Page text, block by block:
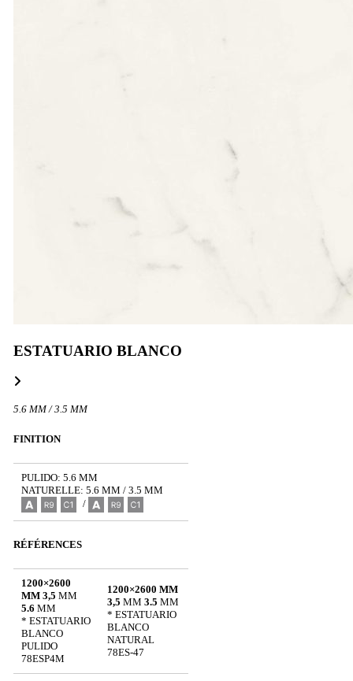
ESTATUARIO BLANCO
5.6 MM / 3.5 MM
FINITION
PULIDO: 5.6 MM
NATURELLE: 5.6 MM / 3.5 MM
/
RÉFÉRENCES
1200×2600
MM 3,5 MM
5.6 MM
* ESTATUARIO
BLANCO
PULIDO
78ESP4M
1200×2600 MM
3,5 MM 3.5 MM
* ESTATUARIO
BLANCO
NATURAL
78ES-47